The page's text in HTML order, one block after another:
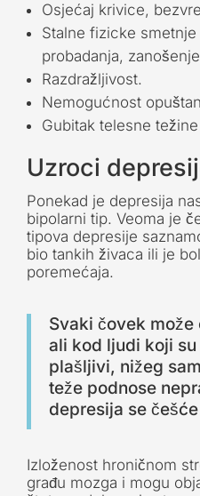
Osjećaj krivice,
Stalne fizicke smetnje
probadanja,
Razdražljivost.
Nemogućnost
Gubitak telesne
Uzroci
Ponekad je depresija
bipolarni tip. Veoma je
tipova depresije
bio tankih živaca ili je
poremećaja.
Svaki čovek
ali kod ljudi koji
plašljivi, nižeg
teže podnose
depresija se
Izloženost hroničnom
građu mozga i mogu